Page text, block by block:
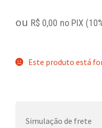
ou R$ 0,00 no PIX
Este produto está
Simulação de frete